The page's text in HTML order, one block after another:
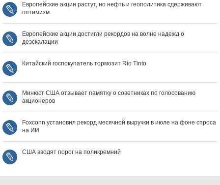
Европейские акции растут, но нефть и геополитика сдерживают
оптимизм
Европейские акции достигли рекордов на волне надежд о
деэскалации
Китайский госпокупатель тормозит Rio Tinto
Минюст США отзывает памятку о советниках по голосованию
акционеров
Foxconn установил рекорд месячной выручки в июле на фоне спроса
на ИИ
США вводят порог на поликремний